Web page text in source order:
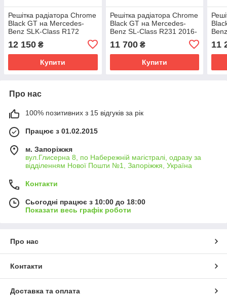
Решітка радіатора Chrome
Black GT на Mercedes-
Benz SLK-Class R172
12 150 ₴
Купити
Решітка радіатора Chrome
Black GT на Mercedes-
Benz SL-Class R231 2016-
11 700₴
Купити
11
Про нас
100% позитивних з 15 відгуків за рік
Працює з 01.02.2015
м. Запоріжжя
вул.Глисерна 8, по Набережній магістралі, одразу за
відділенням Нової Пошти №1, Запоріжжя, Україна
Контакти
Сьогодні працює з 10:00 до 18:00
Показати весь графік роботи
Про нас
Контакти
Доставка та оплата